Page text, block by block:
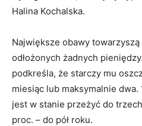
Halina Kochalska.
Największe obawy
odłożonych żadnych
podkreśla, że starczy mu
miesiąc lub maksymalnie
jest w stanie przeżyć do
proc. – do pół roku.